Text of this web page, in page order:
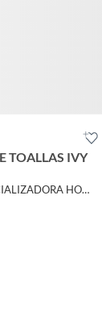
TOALLAS IVY
Por COMERCIALIZADORA HOMETEX CHOCOLO